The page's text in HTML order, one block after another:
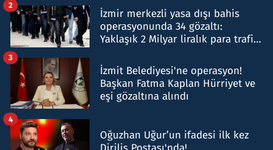
İzmir merkezli yasa dışı bahis
operasyonunda 34 gözaltı:
Yaklaşık 2 Milyar liralık para trafiği
2
İzmit Belediyesi'ne operasyon!
Başkan Fatma Kaplan Hürriyet ve
eşi gözaltına alındı
3
Oğuzhan Uğur’un ifadesi ilk kez
4